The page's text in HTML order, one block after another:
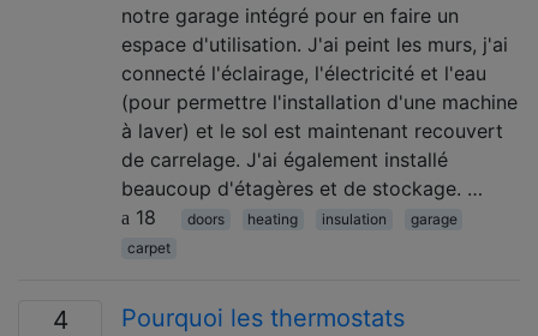
notre garage intégré pour en faire un
espace d'utilisation. J'ai peint les murs, j'ai
connecté l'éclairage, l'électricité et l'eau
(pour permettre l'installation d'une machine
à laver) et le sol est maintenant recouvert
de carrelage. J'ai également installé
beaucoup d'étagères et de stockage. …
18
doors heating insulation
garage
carpet
4
Pourquoi les thermostats